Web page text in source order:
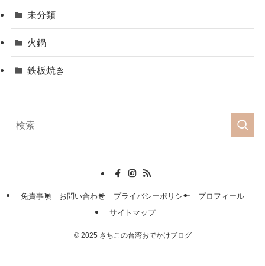
未分類
火鍋
鉄板焼き
免責事項 お問い合わせ プライバシーポリシー
プロフィール
サイトマップ
©2025 さちこの台湾おでかけブログ